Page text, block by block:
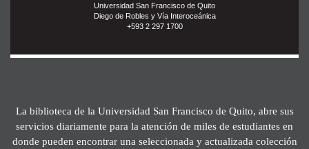
Universidad San Francisco de Quito
Diego de Robles y Vía Interoceánica
+593 2 297 1700
La biblioteca de la Universidad San Francisco de Quito, abre sus
servicios diariamente para la atención de miles de estudiantes en
donde pueden encontrar una seleccionada y actualizada colección